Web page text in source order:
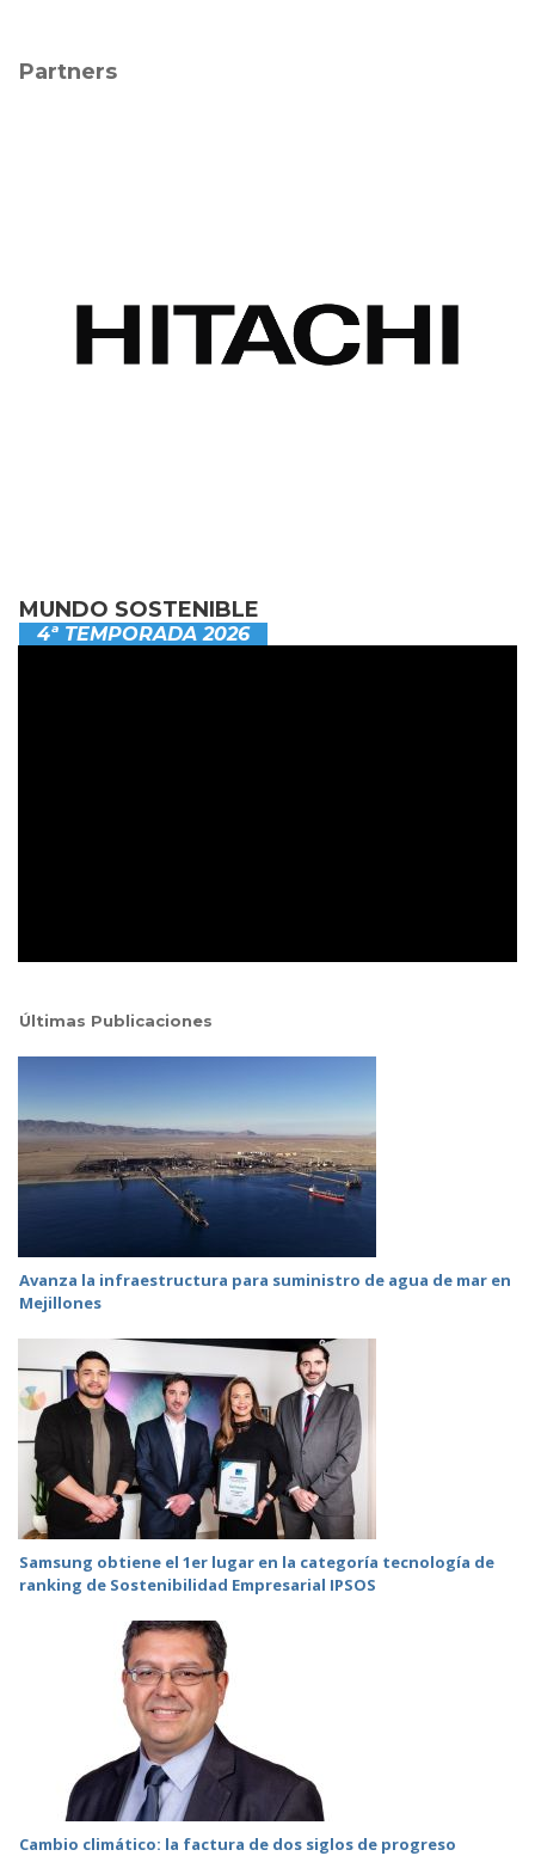
Partners
MUNDO SOSTENIBLE
4ª TEMPORADA 2026
Últimas Publicaciones
Avanza la infraestructura para suministro de agua de mar en
Mejillones
Samsung obtiene el 1er lugar en la categoría tecnología de
ranking de Sostenibilidad Empresarial IPSOS
Cambio climático: la factura de dos siglos de progreso